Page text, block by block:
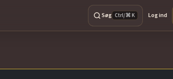
Søg Ctrl/⌘ K Log ind